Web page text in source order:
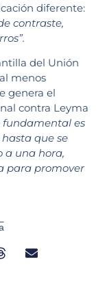
diferente:
contraste,
del Unión
menos
genera el
contra Leyma
fundamental es
que se
a una hora,
para promover